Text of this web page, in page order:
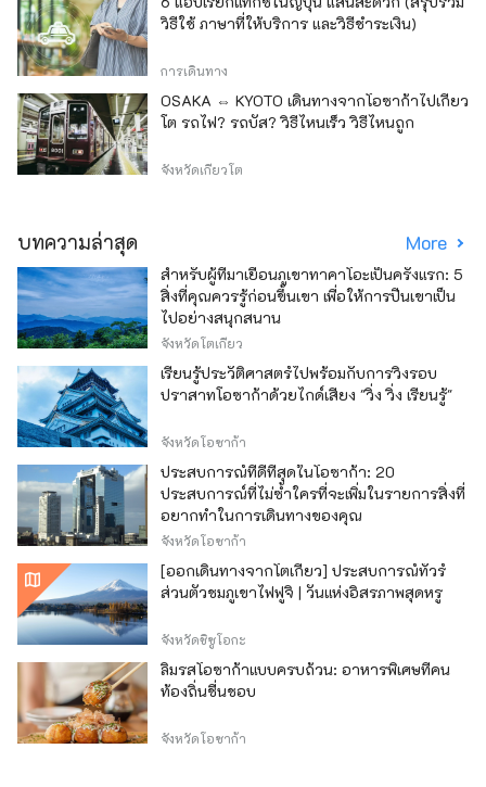
วิธีใช้ ภาษาที่ให้บริการ และวิธีชำระเงิน)
การเดินทาง
OSAKA ⇔ KYOTO เดินทางจากโอซาก้าไปเกียว
โต รถไฟ? รถบัส? วิธีไหนเร็ว วิธีไหนถูก
จังหวัดเกียวโต
บทความล่าสุด More
สำหรับผู้ที่มาเยือนภูเขาทาคาโอะเป็นครั้งแรก: 5
สิ่งที่คุณควรรู้ก่อนขึ้นเขา เพื่อให้การปีนเขาเป็น
ไปอย่างสนุกสนาน
จังหวัดโตเกียว
เรียนรู้ประวัติศาสตร์ไปพร้อมกับการวิ่งรอบ
ปราสาทโอซาก้าด้วยไกด์เสียง "วิ่ง วิ่ง เรียนรู้"
จังหวัดโอซาก้า
ประสบการณ์ที่ดีที่สุดในโอซาก้า: 20
ประสบการณ์ที่ไม่ซ้ำใครที่จะเพิ่มในรายการสิ่งที่
อยากทำในการเดินทางของคุณ
จังหวัดโอซาก้า
[ออกเดินทางจากโตเกียว] ประสบการณ์ทัวร์
ส่วนตัวชมภูเขาไฟฟูจิ | วันแห่งอิสรภาพสุดหรู
จังหวัดชิซูโอกะ
ลิ้มรสโอซาก้าแบบครบถ้วน: อาหารพิเศษที่คน
ท้องถิ่นชื่นชอบ
จังหวัดโอซาก้า